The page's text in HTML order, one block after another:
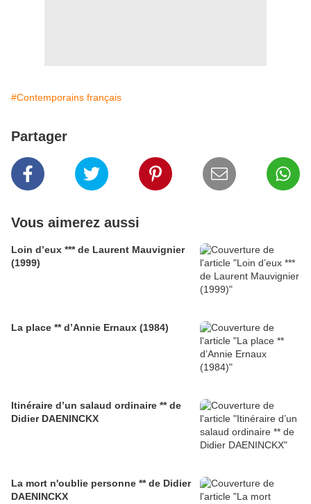
#Contemporains français
Partager
Vous aimerez aussi
Loin d’eux *** de Laurent Mauvignier
(1999)
La place ** d’Annie Ernaux (1984)
Itinéraire d’un salaud ordinaire ** de
Didier DAENINCKX
La mort n'oublie personne ** de Didier
DAENINCKX